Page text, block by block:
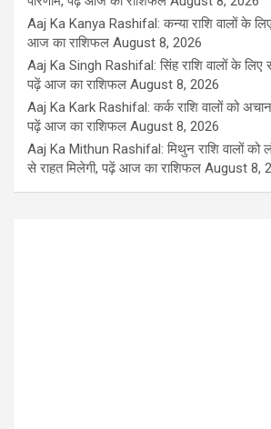
Aaj Ka Kanya Rashifal: कन्या राशि वालों के
आज का राशिफल August 8, 2026
Aaj Ka Singh Rashifal: सिंह राशि वालों के लिए
पढ़ें आज का राशिफल August 8, 2026
Aaj Ka Kark Rashifal: कर्क राशि वालों को
पढ़ें आज का राशिफल August 8, 2026
Aaj Ka Mithun Rashifal: मिथुन राशि वालों को
से राहत मिलेगी, पढ़ें आज का राशिफल August 8,